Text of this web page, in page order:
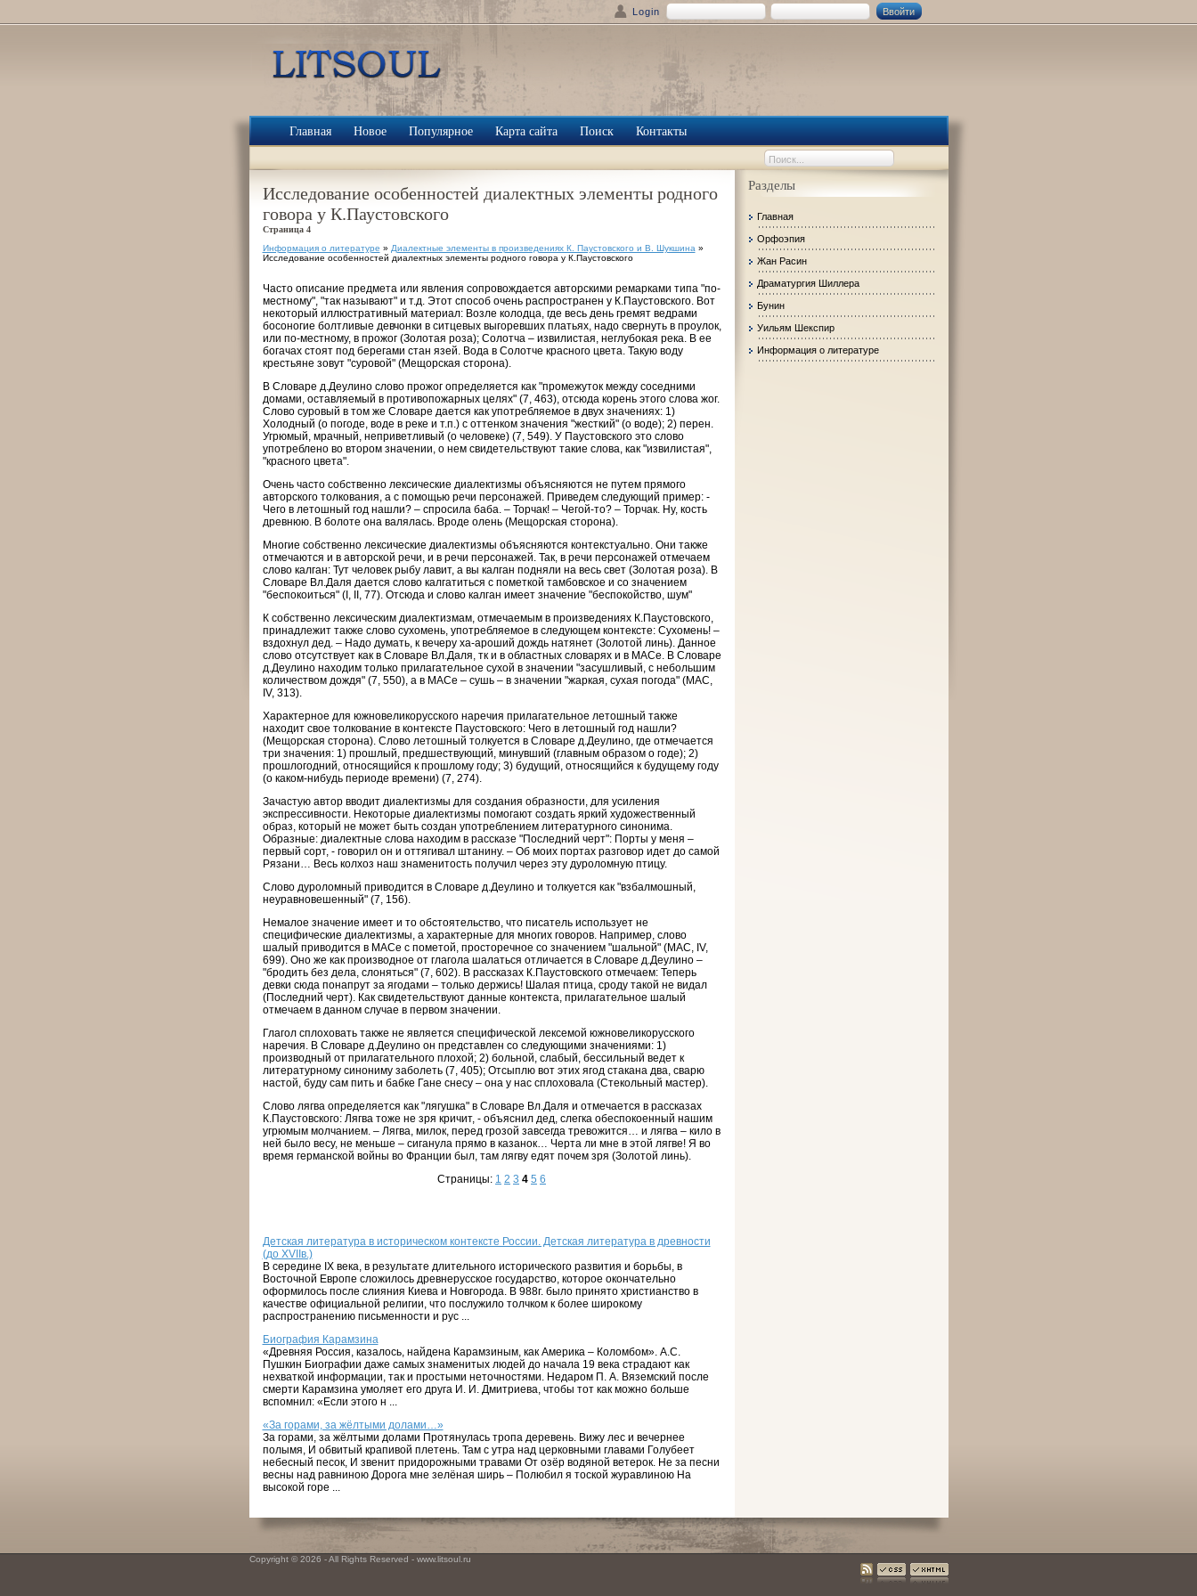
Login
Главная Новое Популярное Карта сайта Поиск Контакты
Исследование особенностей диалектных элементы родного
говора у К.Паустовского
Страница 4
Информация о литературе » Диалектные элементы в произведениях К. Паустовского и В. Шукшина »
Исследование особенностей диалектных элементы родного говора у К.Паустовского
Часто описание предмета или явления сопровождается авторскими ремарками типа "по-
местному", "так называют" и т.д. Этот способ очень распространен у К.Паустовского. Вот
некоторый иллюстративный материал: Возле колодца, где весь день гремят ведрами
босоногие болтливые девчонки в ситцевых выгоревших платьях, надо свернуть в проулок,
или по-местному, в прожог (Золотая роза); Солотча – извилистая, неглубокая река. В ее
богачах стоят под берегами стан язей. Вода в Солотче красного цвета. Такую воду
крестьяне зовут "суровой" (Мещорская сторона).
В Словаре д.Деулино слово прожог определяется как "промежуток между соседними
домами, оставляемый в противопожарных целях" (7, 463), отсюда корень этого слова жог.
Слово суровый в том же Словаре дается как употребляемое в двух значениях: 1)
Холодный (о погоде, воде в реке и т.п.) с оттенком значения "жесткий" (о воде); 2) перен.
Угрюмый, мрачный, неприветливый (о человеке) (7, 549). У Паустовского это слово
употреблено во втором значении, о нем свидетельствуют такие слова, как "извилистая",
"красного цвета".
Очень часто собственно лексические диалектизмы объясняются не путем прямого
авторского толкования, а с помощью речи персонажей. Приведем следующий пример: -
Чего в летошный год нашли? – спросила баба. – Торчак! – Чегой-то? – Торчак. Ну, кость
древнюю. В болоте она валялась. Вроде олень (Мещорская сторона).
Многие собственно лексические диалектизмы объясняются контекстуально. Они также
отмечаются и в авторской речи, и в речи персонажей. Так, в речи персонажей отмечаем
слово калган: Тут человек рыбу лавит, а вы калган подняли на весь свет (Золотая роза). В
Словаре Вл.Даля дается слово калгатиться с пометкой тамбовское и со значением
"беспокоиться" (I, II, 77). Отсюда и слово калган имеет значение "беспокойство, шум"
К собственно лексическим диалектизмам, отмечаемым в произведениях К.Паустовского,
принадлежит также слово сухомень, употребляемое в следующем контексте: Сухомень! –
вздохнул дед. – Надо думать, к вечеру ха-ароший дождь натянет (Золотой линь). Данное
слово отсутствует как в Словаре Вл.Даля, тк и в областных словарях и в МАСе. В Словаре
д.Деулино находим только прилагательное сухой в значении "засушливый, с небольшим
количеством дождя" (7, 550), а в МАСе – сушь – в значении "жаркая, сухая погода" (МАС,
IV, 313).
Характерное для южновеликорусского наречия прилагательное летошный также
находит свое толкование в контексте Паустовского: Чего в летошный год нашли?
(Мещорская сторона). Слово летошный толкуется в Словаре д.Деулино, где отмечается
три значения: 1) прошлый, предшествующий, минувший (главным образом о годе); 2)
прошлогодний, относящийся к прошлому году; 3) будущий, относящийся к будущему году
(о каком-нибудь периоде времени) (7, 274).
Зачастую автор вводит диалектизмы для создания образности, для усиления
экспрессивности. Некоторые диалектизмы помогают создать яркий художественный
образ, который не может быть создан употреблением литературного синонима.
Образные: диалектные слова находим в рассказе "Последний черт": Порты у меня –
первый сорт, - говорил он и оттягивал штанину. – Об моих портах разговор идет до самой
Рязани… Весь колхоз наш знаменитость получил через эту дуроломную птицу.
Слово дуроломный приводится в Словаре д.Деулино и толкуется как "взбалмошный,
неуравновешенный" (7, 156).
Немалое значение имеет и то обстоятельство, что писатель использует не
специфические диалектизмы, а характерные для многих говоров. Например, слово
шалый приводится в МАСе с пометой, просторечное со значением "шальной" (МАС, IV,
699). Оно же как производное от глагола шалаться отличается в Словаре д.Деулино –
"бродить без дела, слоняться" (7, 602). В рассказах К.Паустовского отмечаем: Теперь
девки сюда понапрут за ягодами – только держись! Шалая птица, сроду такой не видал
(Последний черт). Как свидетельствуют данные контекста, прилагательное шалый
отмечаем в данном случае в первом значении.
Глагол сплоховать также не является специфической лексемой южновеликорусского
наречия. В Словаре д.Деулино он представлен со следующими значениями: 1)
производный от прилагательного плохой; 2) больной, слабый, бессильный ведет к
литературному синониму заболеть (7, 405); Отсыплю вот этих ягод стакана два, сварю
настой, буду сам пить и бабке Гане снесу – она у нас сплоховала (Стекольный мастер).
Слово лягва определяется как "лягушка" в Словаре Вл.Даля и отмечается в рассказах
К.Паустовского: Лягва тоже не зря кричит, - объяснил дед, слегка обеспокоенный нашим
угрюмым молчанием. – Лягва, милок, перед грозой завсегда тревожится… и лягва – кило в
ней было весу, не меньше – сиганула прямо в казанок… Черта ли мне в этой лягве! Я во
время германской войны во Франции был, там лягву едят почем зря (Золотой линь).
Страницы: 1 2 3 4 5 6
Детская литература в историческом контексте России. Детская литература в древности
(до XVIIв.)
В середине IX века, в результате длительного исторического развития и борьбы, в
Восточной Европе сложилось древнерусское государство, которое окончательно
оформилось после слияния Киева и Новгорода. В 988г. было принято христианство в
качестве официальной религии, что послужило толчком к более широкому
распространению письменности и рус ...
Биография Карамзина
«Древняя Россия, казалось, найдена Карамзиным, как Америка – Коломбом». А.С.
Пушкин Биографии даже самых знаменитых людей до начала 19 века страдают как
нехваткой информации, так и простыми неточностями. Недаром П. А. Вяземский после
смерти Карамзина умоляет его друга И. И. Дмитриева, чтобы тот как можно больше
вспомнил: «Если этого н ...
«За горами, за жёлтыми долами…»
За горами, за жёлтыми долами Протянулась тропа деревень. Вижу лес и вечернее
полымя, И обвитый крапивой плетень. Там с утра над церковными главами Голубеет
небесный песок, И звенит придорожными травами От озёр водяной ветерок. Не за песни
весны над равниною Дорога мне зелёная ширь – Полюбил я тоской журавлиною На
высокой горе ...
Разделы
Главная
Орфоэпия
Жан Расин
Драматургия Шиллера
Бунин
Уильям Шекспир
Информация о литературе
Copyright © 2026 - All Rights Reserved - www.litsoul.ru